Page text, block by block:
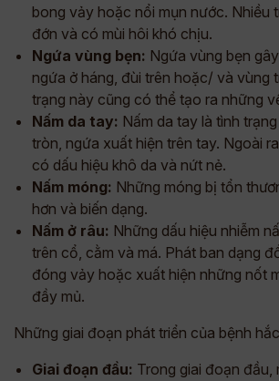
bong vảy hoặc nổi mụn nước. Nhiều
đớn và có mùi hôi khó chịu.
Ngứa vùng bẹn: Ngứa vùng bẹn
ngứa ở háng, đùi trên hoặc/ và vùng
trạng này cũng có thể tạo ra những
Nấm da tay: Nấm da tay là tình
tròn, ngứa xuất hiện trên tay. Ngoài
có dấu hiệu khô da và nứt nẻ.
Nấm móng: Những móng bị tổn
hơn và biến dạng.
Nấm ở râu: Những dấu hiệu nhiễm
trên cổ, cằm và má. Phát ban dạng
đóng vảy hoặc xuất hiện những nốt
đầy mủ.
Những giai đoạn phát triển của bệnh
Giai đoạn đầu: Trong giai đoạn đầu,